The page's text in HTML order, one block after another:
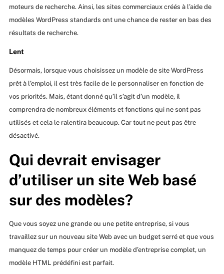
moteurs de recherche. Ainsi, les sites commerciaux créés à l’aide de
modèles WordPress standards ont une chance de rester en bas des
résultats de recherche.
Lent
Désormais, lorsque vous choisissez un modèle de site WordPress
prêt à l’emploi, il est très facile de le personnaliser en fonction de
vos priorités. Mais, étant donné qu’il s’agit d’un modèle, il
comprendra de nombreux éléments et fonctions qui ne sont pas
utilisés et cela le ralentira beaucoup. Car tout ne peut pas être
désactivé.
Qui devrait envisager
d’utiliser un site Web basé
sur des modèles?
Que vous soyez une grande ou une petite entreprise, si vous
travaillez sur un nouveau site Web avec un budget serré et que vous
manquez de temps pour créer un modèle d’entreprise complet, un
modèle HTML prédéfini est parfait.